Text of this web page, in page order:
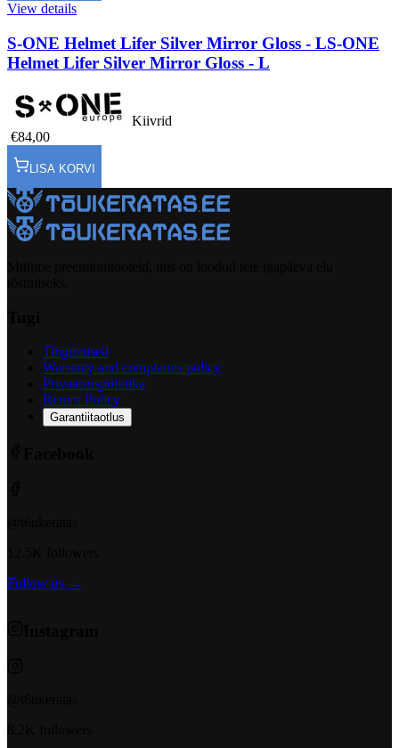
View details
S-ONE Helmet Lifer Silver Mirror Gloss - LS-ONE
Helmet Lifer Silver Mirror Gloss - L
Kiivrid
€84,00
LISA KORVI
Tingimused
Warranty and complaints policy
Privaatsuspoliitika
Return Policy
Garantiitaotlus
Follow us →